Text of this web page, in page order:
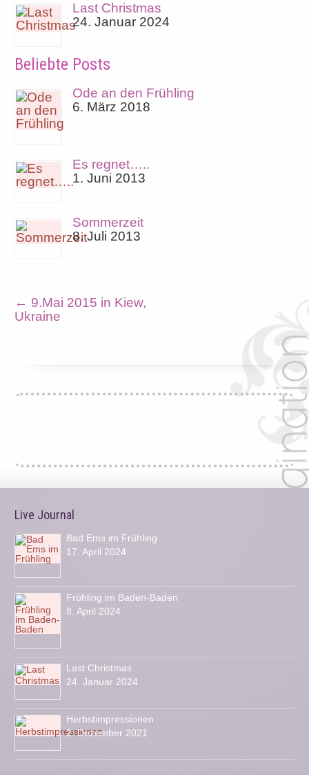
Last Christmas
24. Januar 2024
Beliebte Posts
Ode an den Frühling
6. März 2018
Es regnet…..
1. Juni 2013
Sommerzeit
8. Juli 2013
← 9.Mai 2015 in Kiew,
Ukraine
Live Journal
Bad Ems im Frühling
17. April 2024
Frühling im Baden-Baden
8. April 2024
Last Christmas
24. Januar 2024
Herbstimpressionen
2. Dezember 2021